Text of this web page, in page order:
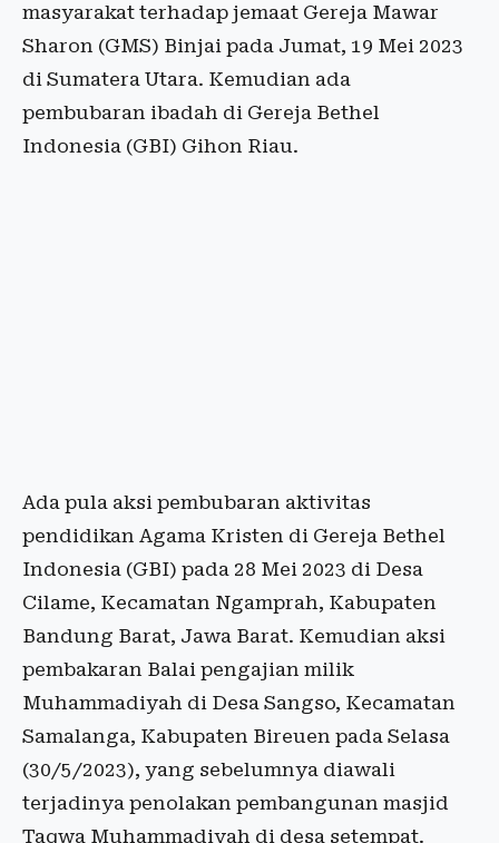
masyarakat terhadap jemaat Gereja Mawar
Sharon (GMS) Binjai pada Jumat, 19 Mei 2023
di Sumatera Utara. Kemudian ada
pembubaran ibadah di Gereja Bethel
Indonesia (GBI) Gihon Riau.
Ada pula aksi pembubaran aktivitas
pendidikan Agama Kristen di Gereja Bethel
Indonesia (GBI) pada 28 Mei 2023 di Desa
Cilame, Kecamatan Ngamprah, Kabupaten
Bandung Barat, Jawa Barat. Kemudian aksi
pembakaran Balai pengajian milik
Muhammadiyah di Desa Sangso, Kecamatan
Samalanga, Kabupaten Bireuen pada Selasa
(30/5/2023), yang sebelumnya diawali
terjadinya penolakan pembangunan masjid
Taqwa Muhammadiyah di desa setempat.